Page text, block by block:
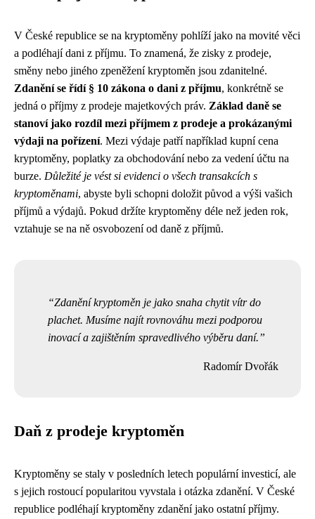
V České republice se na kryptoměny pohlíží jako na movité věci
a podléhají dani z příjmu. To znamená, že zisky z prodeje,
směny nebo jiného zpeněžení kryptoměn jsou zdanitelné.
Zdanění se řídí § 10 zákona o dani z příjmu, konkrétně se
jedná o příjmy z prodeje majetkových práv. Základ daně se
stanoví jako rozdíl mezi příjmem z prodeje a prokázanými
výdaji na pořízení. Mezi výdaje patří například kupní cena
kryptoměny, poplatky za obchodování nebo za vedení účtu na
burze. Důležité je vést si evidenci o všech transakcích s
kryptoměnami, abyste byli schopni doložit původ a výši vašich
příjmů a výdajů. Pokud držíte kryptoměny déle než jeden rok,
vztahuje se na ně osvobození od daně z příjmů.
Zdanění kryptoměn je jako snaha chytit vítr do
plachet. Musíme najít rovnováhu mezi podporou
inovací a zajištěním spravedlivého výběru daní.
Radomír Dvořák
Daň z prodeje kryptoměn
Kryptoměny se staly v posledních letech populární investicí, ale
s jejich rostoucí popularitou vyvstala i otázka zdanění. V České
republice podléhají kryptoměny zdanění jako ostatní příjmy.